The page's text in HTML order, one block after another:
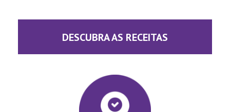
DESCUBRA AS RECEITAS